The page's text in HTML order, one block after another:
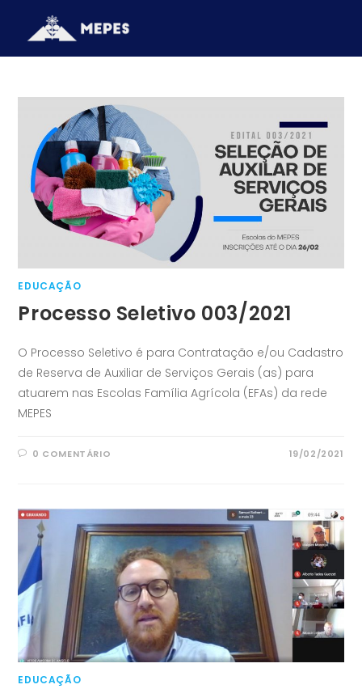
EDUCAÇÃO
Processo Seletivo 003/2021
O Processo Seletivo é para Contratação e/ou Cadastro
de Reserva de Auxiliar de Serviços Gerais (as) para
atuarem nas Escolas Família Agrícola (EFAs) da rede
MEPES
0 COMENTÁRIO 19/02/2021
EDUCAÇÃO